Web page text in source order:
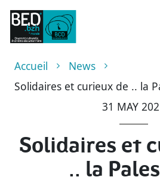
Skip to main content
Breadcrumb
Accueil
News
Solidaires et curieux de .. la
31 MAY
Solidaires et
.. la